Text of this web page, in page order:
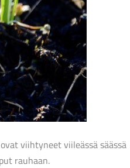
viihtyneet viileässä säässä
rauhaan.